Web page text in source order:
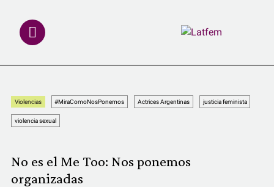
INVESTIGACIONES
REDACCIÓN ABIERTA
Violencias #MiraComoNosPonemos Actrices Argentinas justicia feminista
violencia sexual
No es el Me Too: Nos ponemos
organizadas